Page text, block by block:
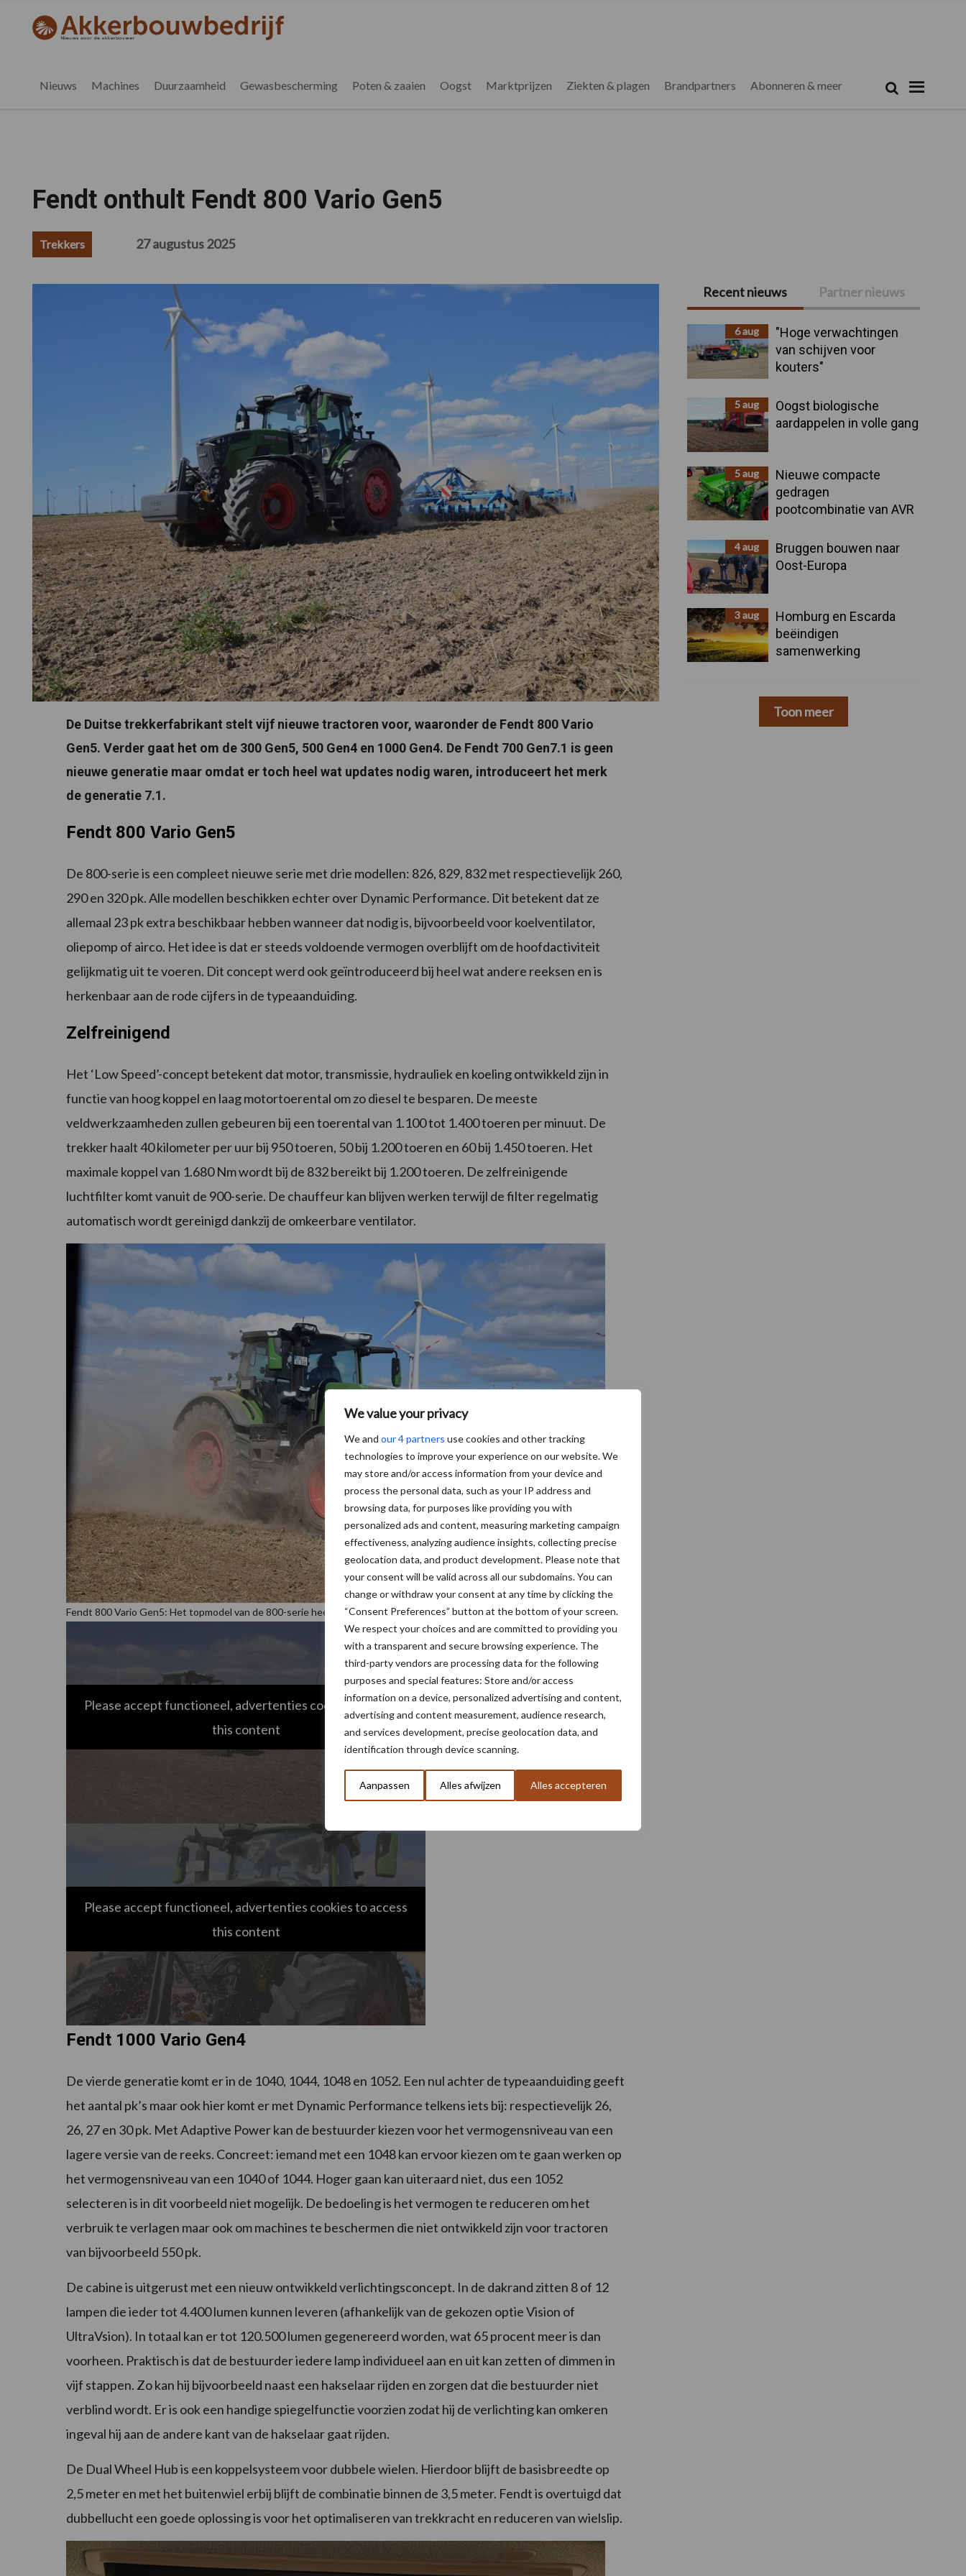
We value your privacy
We and our 4 partners use cookies and other tracking
technologies to improve your experience on our website. We
may store and/or access information from your device and
process the personal data, such as your IP address and
browsing data, for purposes like providing you with
personalized ads and content, measuring marketing campaign
effectiveness, analyzing audience insights, collecting precise
geolocation data, and product development. Please note that
your consent will be valid across all our subdomains. You can
change or withdraw your consent at any time by clicking the
“Consent Preferences” button at the bottom of your screen.
We respect your choices and are committed to providing you
with a transparent and secure browsing experience. The
third-party vendors are processing data for the following
purposes and special features: Store and/or access
information on a device, personalized advertising and content,
advertising and content measurement, audience research,
and services development, precise geolocation data, and
identification through device scanning.
Aanpassen Alles afwijzen Alles accepteren
hoofdnavigatie
eerste
voettekst
akkerbouwbedrijf.nl
Nieuws Machines Duurzaamheid Gewasbescherming Poten & zaaien Oogst Marktprijzen Ziekten & plagen Brandpartners Abonneren & meer Zoek
Fendt onthult Fendt 800 Vario Gen5
Trekkers 27 augustus 2025
De Duitse trekkerfabrikant stelt vijf nieuwe tractoren voor, waaronder de Fendt 800 Vario
Gen5. Verder gaat het om de 300 Gen5, 500 Gen4 en 1000 Gen4. De Fendt 700 Gen7.1 is geen
nieuwe generatie maar omdat er toch heel wat updates nodig waren, introduceert het merk
de generatie 7.1.
Fendt 800 Vario Gen5
De 800-serie is een compleet nieuwe serie met drie modellen: 826, 829, 832 met respectievelijk 260,
290 en 320 pk. Alle modellen beschikken echter over Dynamic Performance. Dit betekent dat ze
allemaal 23 pk extra beschikbaar hebben wanneer dat nodig is, bijvoorbeeld voor koelventilator,
oliepomp of airco. Het idee is dat er steeds voldoende vermogen overblijft om de hoofdactiviteit
gelijkmatig uit te voeren. Dit concept werd ook geïntroduceerd bij heel wat andere reeksen en is
herkenbaar aan de rode cijfers in de typeaanduiding.
Zelfreinigend
Het ‘Low Speed’-concept betekent dat motor, transmissie, hydrauliek en koeling ontwikkeld zijn in
functie van hoog koppel en laag motortoerental om zo diesel te besparen. De meeste
veldwerkzaamheden zullen gebeuren bij een toerental van 1.100 tot 1.400 toeren per minuut. De
trekker haalt 40 kilometer per uur bij 950 toeren, 50 bij 1.200 toeren en 60 bij 1.450 toeren. Het
maximale koppel van 1.680 Nm wordt bij de 832 bereikt bij 1.200 toeren. De zelfreinigende
luchtfilter komt vanuit de 900-serie. De chauffeur kan blijven werken terwijl de filter regelmatig
automatisch wordt gereinigd dankzij de omkeerbare ventilator.
Fendt 800 Vario Gen5: Het topmodel van de 800-serie heeft 343 pk met Dynamic Performance.
Please accept functioneel, advertenties cookies to access
this content
Please accept functioneel, advertenties cookies to access
this content
Fendt 1000 Vario Gen4
De vierde generatie komt er in de 1040, 1044, 1048 en 1052. Een nul achter de typeaanduiding geeft
het aantal pk’s maar ook hier komt er met Dynamic Performance telkens iets bij: respectievelijk 26,
26, 27 en 30 pk. Met Adaptive Power kan de bestuurder kiezen voor het vermogensniveau van een
lagere versie van de reeks. Concreet: iemand met een 1048 kan ervoor kiezen om te gaan werken op
het vermogensniveau van een 1040 of 1044. Hoger gaan kan uiteraard niet, dus een 1052
selecteren is in dit voorbeeld niet mogelijk. De bedoeling is het vermogen te reduceren om het
verbruik te verlagen maar ook om machines te beschermen die niet ontwikkeld zijn voor tractoren
van bijvoorbeeld 550 pk.
De cabine is uitgerust met een nieuw ontwikkeld verlichtingsconcept. In de dakrand zitten 8 of 12
lampen die ieder tot 4.400 lumen kunnen leveren (afhankelijk van de gekozen optie Vision of
UltraVsion). In totaal kan er tot 120.500 lumen gegenereerd worden, wat 65 procent meer is dan
voorheen. Praktisch is dat de bestuurder iedere lamp individueel aan en uit kan zetten of dimmen in
vijf stappen. Zo kan hij bijvoorbeeld naast een hakselaar rijden en zorgen dat die bestuurder niet
verblind wordt. Er is ook een handige spiegelfunctie voorzien zodat hij de verlichting kan omkeren
ingeval hij aan de andere kant van de hakselaar gaat rijden.
De Dual Wheel Hub is een koppelsysteem voor dubbele wielen. Hierdoor blijft de basisbreedte op
2,5 meter en met het buitenwiel erbij blijft de combinatie binnen de 3,5 meter. Fendt is overtuigd dat
dubbellucht een goede oplossing is voor het optimaliseren van trekkracht en reduceren van wielslip.
Primaire
Sidebar
Recent nieuws Partner nieuws
6 aug
"Hoge verwachtingen
van schijven voor
kouters"
5 aug
Oogst biologische
aardappelen in volle gang
5 aug
Nieuwe compacte
gedragen
pootcombinatie van AVR
4 aug
Bruggen bouwen naar
Oost-Europa
3 aug
Homburg en Escarda
beëindigen
samenwerking
Toon meer